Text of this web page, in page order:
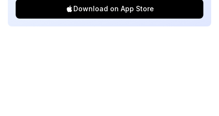
Download on App Store